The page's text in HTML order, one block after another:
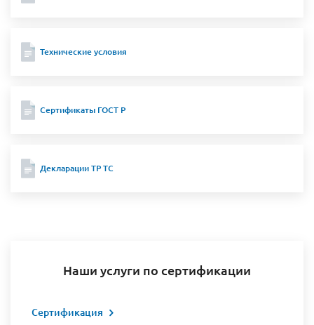
Технические условия
Сертификаты ГОСТ Р
Декларации ТР ТС
Наши услуги по сертификации
Сертификация